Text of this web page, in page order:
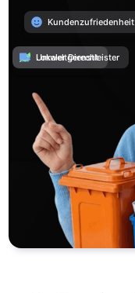
Kundenzufriedenheit
Umweltgerecht
Lokaler Dienstleister